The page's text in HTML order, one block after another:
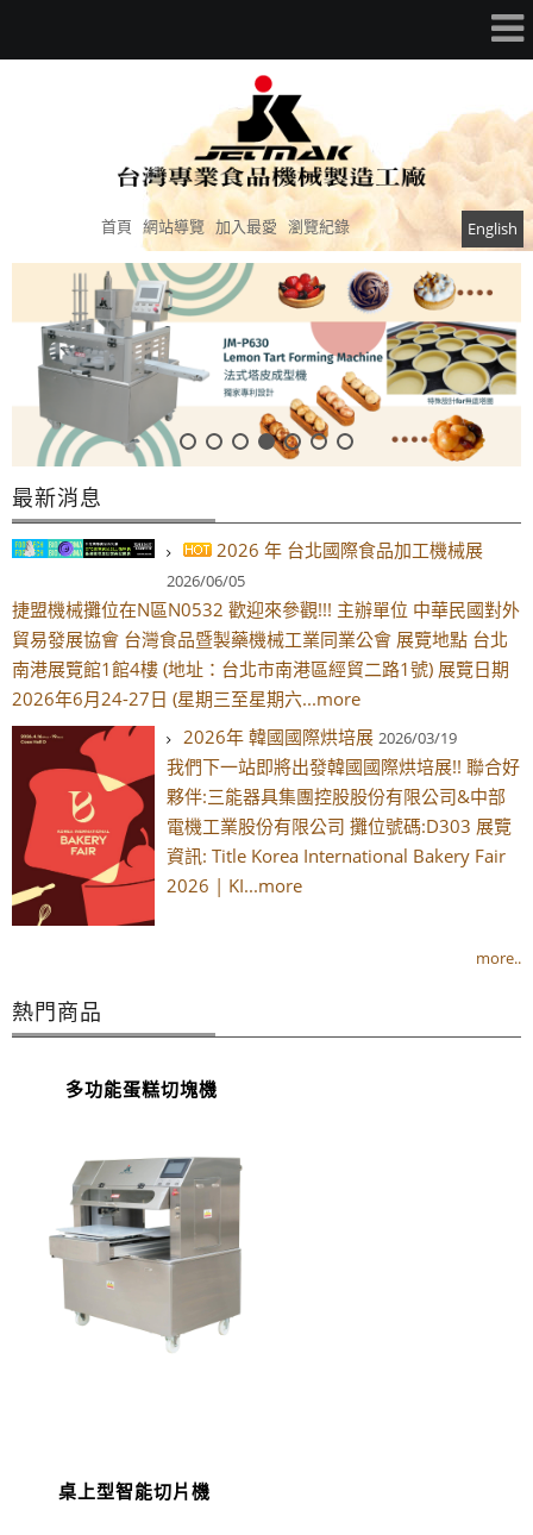
首頁 網站導覽 加入最愛 English
瀏覽紀錄
最新消息
2026 年 台北國際食品加工機械展
2026/06/05
捷盟機械攤位在N區N0532 歡迎來參觀!!! 主辦單位 中華民國對外
貿易發展協會 台灣食品暨製藥機械工業同業公會 展覽地點 台北
南港展覽館1館4樓 (地址：台北市南港區經貿二路1號) 展覽日期
2026年6月24-27日 (星期三至星期六...more
2026年 韓國國際烘培展 2026/03/19
我們下一站即將出發韓國國際烘培展!! 聯合好
夥伴:三能器具集團控股股份有限公司&中部
電機工業股份有限公司 攤位號碼:D303 展覽
資訊: Title Korea International Bakery Fair
2026 | KI...more
more..
熱門商品
多功能蛋糕切塊機
桌上型智能切片機